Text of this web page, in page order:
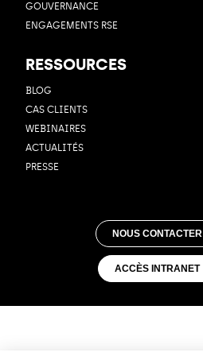
GOUVERNANCE
ENGAGEMENTS RSE
RESSOURCES
BLOG
CAS CLIENTS
WEBINAIRES
ACTUALITÉS
PRESSE
NOUS CONTACTER
ACCÈS INTRANET